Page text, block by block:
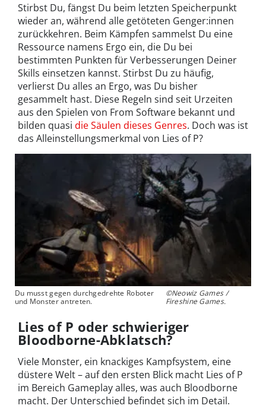
Stirbst Du, fängst Du beim letzten Speicherpunkt
wieder an, während alle getöteten Genger:innen
zurückkehren. Beim Kämpfen sammelst Du eine
Ressource namens Ergo ein, die Du bei
bestimmten Punkten für Verbesserungen Deiner
Skills einsetzen kannst. Stirbst Du zu häufig,
verlierst Du alles an Ergo, was Du bisher
gesammelt hast. Diese Regeln sind seit Urzeiten
aus den Spielen von From Software bekannt und
bilden quasi die Säulen dieses Genres. Doch was ist
das Alleinstellungsmerkmal von Lies of P?
Du musst gegen durchgedrehte Roboter
und Monster antreten.
©Neowiz Games /
Fireshine Games.
Lies of P oder schwieriger
Bloodborne-Abklatsch?
Viele Monster, ein knackiges Kampfsystem, eine
düstere Welt – auf den ersten Blick macht Lies of P
im Bereich Gameplay alles, was auch Bloodborne
macht. Der Unterschied befindet sich im Detail.